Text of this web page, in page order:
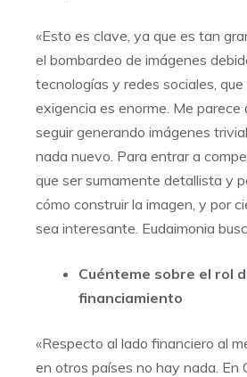
«Esto es clave, ya que es tan
el bombardeo de imágenes
tecnologías y redes sociales, que
exigencia es enorme. Me parece
seguir generando imágenes
nada nuevo. Para entrar a
que ser sumamente detallista y
cómo construir la imagen, y por
sea interesante. Eudaimonia
Cuénteme sobre el rol
financiamiento
«Respecto al lado financiero al
en otros países no hay nada. En